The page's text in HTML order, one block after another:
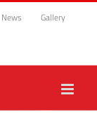
News Gallery